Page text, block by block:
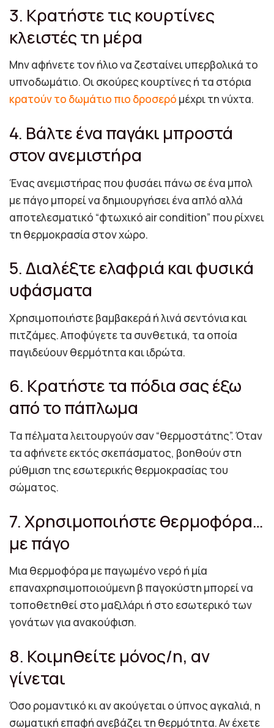
3. Κρατήστε τις κουρτίνες
κλειστές τη μέρα
Μην αφήνετε τον ήλιο να ζεσταίνει υπερβολικά το
υπνοδωμάτιο. Οι σκούρες κουρτίνες ή τα στόρια
κρατούν το δωμάτιο πιο δροσερό μέχρι τη νύχτα.
4. Βάλτε ένα παγάκι μπροστά
στον ανεμιστήρα
Ένας ανεμιστήρας που φυσάει πάνω σε ένα μπολ
με πάγο μπορεί να δημιουργήσει ένα απλό αλλά
αποτελεσματικό “φτωχικό air condition” που ρίχνει
τη θερμοκρασία στον χώρο.
5. Διαλέξτε ελαφριά και φυσικά
υφάσματα
Χρησιμοποιήστε βαμβακερά ή λινά σεντόνια και
πιτζάμες. Αποφύγετε τα συνθετικά, τα οποία
παγιδεύουν θερμότητα και ιδρώτα.
6. Κρατήστε τα πόδια σας έξω
από το πάπλωμα
Τα πέλματα λειτουργούν σαν “θερμοστάτης”. Όταν
τα αφήνετε εκτός σκεπάσματος, βοηθούν στη
ρύθμιση της εσωτερικής θερμοκρασίας του
σώματος.
7. Χρησιμοποιήστε θερμοφόρα…
με πάγο
Μια θερμοφόρα με παγωμένο νερό ή μία
επαναχρησιμοποιούμενη β παγοκύστη μπορεί να
τοποθετηθεί στο μαξιλάρι ή στο εσωτερικό των
γονάτων για ανακούφιση.
8. Κοιμηθείτε μόνος/η, αν
γίνεται
Όσο ρομαντικό κι αν ακούγεται ο ύπνος αγκαλιά, η
σωματική επαφή ανεβάζει τη θερμότητα. Αν έχετε